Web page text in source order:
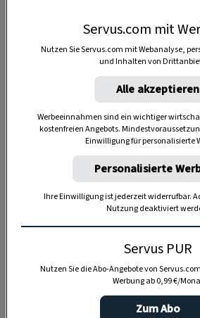
Servus.com mit
Nutzen Sie Servus.com mit Webanalyse,
und Inhalten von
Alle akzeptieren
Werbeeinnahmen sind ein wichtiger
kostenfreien Angebots.
Einwilligung für personalisierte
Personalisierte
Ihre Einwilligung ist jederzeit widerrufbar.
Nutzung deaktiviert
Servus PUR
Nutzen Sie die Abo-Angebote von
Werbung ab 0,99 €/
Zum Abo